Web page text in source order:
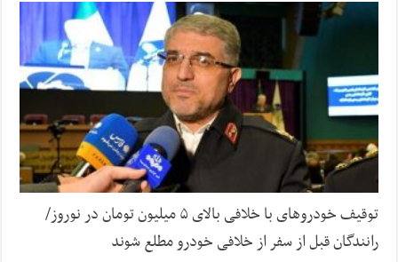
توقیف خودروهای با خلافی بالای ۵ میلیون تومان در نوروز/
رانندگان قبل از سفر از خلافی خودرو مطلع شوند